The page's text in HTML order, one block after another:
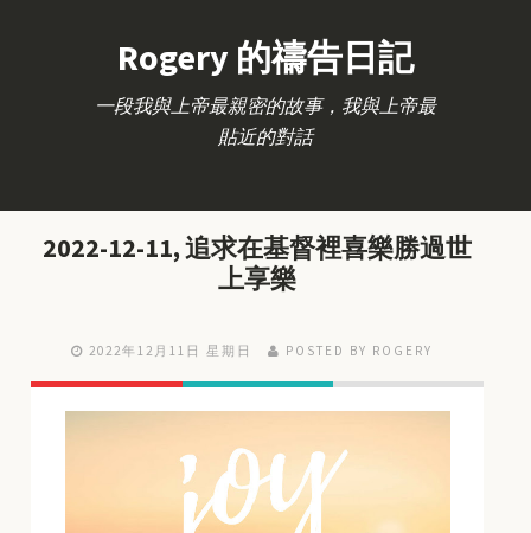
Rogery 的禱告日記
一段我與上帝最親密的故事，我與上帝最
貼近的對話
2022-12-11, 追求在基督裡喜樂勝過世
上享樂
2022年12月11日 星期日 POSTED BY ROGERY